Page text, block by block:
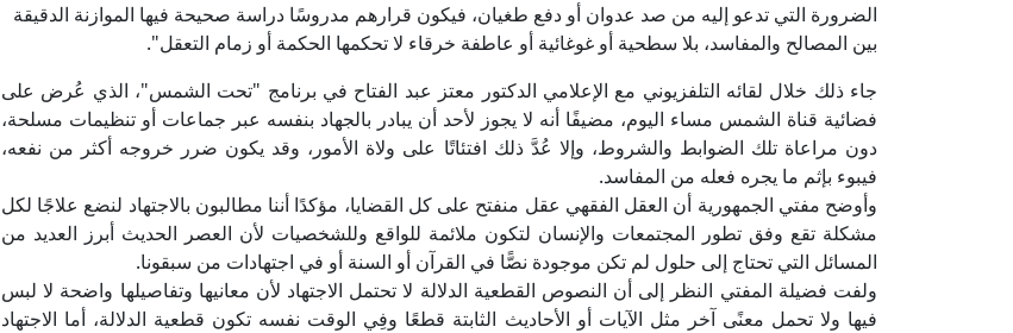
الضرورة التي تدعو إليه من صد عدوان أو دفع طغيان، فيكون قرارهم مدروسًا دراسة صحيحة فيها الموازنة الدقيقة
بين المصالح والمفاسد، بلا سطحية أو غوغائية أو عاطفة خرقاء لا تحكمها الحكمة أو زمام التعقل".
جاء ذلك خلال لقائه التلفزيوني مع الإعلامي الدكتور معتز عبد الفتاح في برنامج "تحت الشمس"، الذي عُرض على
فضائية قناة الشمس مساء اليوم، مضيفًا أنه لا يجوز لأحد أن يبادر بالجهاد بنفسه عبر جماعات أو تنظيمات مسلحة،
دون مراعاة تلك الضوابط والشروط، وإلا عُدَّ ذلك افتئاتًا على ولاة الأمور، وقد يكون ضرر خروجه أكثر من نفعه،
فيبوء بإثم ما يجره فعله من المفاسد.
وأوضح مفتي الجمهورية أن العقل الفقهي عقل منفتح على كل القضايا، مؤكدًا أننا مطالبون بالاجتهاد لنضع علاجًا لكل
مشكلة تقع وفق تطور المجتمعات والإنسان لتكون ملائمة للواقع وللشخصيات لأن العصر الحديث أبرز العديد من
المسائل التي تحتاج إلى حلول لم تكن موجودة نصًّا في القرآن أو السنة أو في اجتهادات من سبقونا.
ولفت فضيلة المفتي النظر إلى أن النصوص القطعية الدلالة لا تحتمل الاجتهاد لأن معانيها وتفاصيلها واضحة لا لبس
فيها ولا تحمل معنًى آخر مثل الآيات أو الأحاديث الثابتة قطعًا وفِي الوقت نفسه تكون قطعية الدلالة، أما الاجتهاد